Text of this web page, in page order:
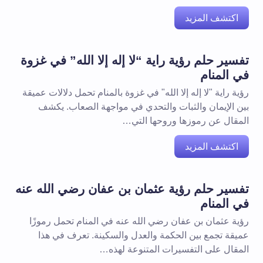
اكتشف المزيد
تفسير حلم رؤية راية “لا إله إلا الله” في غزوة
في المنام
رؤية راية "لا إله إلا الله" في غزوة بالمنام تحمل دلالات عميقة
بين الإيمان والثبات والتحدي في مواجهة الصعاب. يكشف
المقال عن رموزها وروحها التي…
اكتشف المزيد
تفسير حلم رؤية عثمان بن عفان رضي الله عنه
في المنام
رؤية عثمان بن عفان رضي الله عنه في المنام تحمل رموزًا
عميقة تجمع بين الحكمة والعدل والسكينة. تعرف في هذا
المقال على التفسيرات المتنوعة لهذه…